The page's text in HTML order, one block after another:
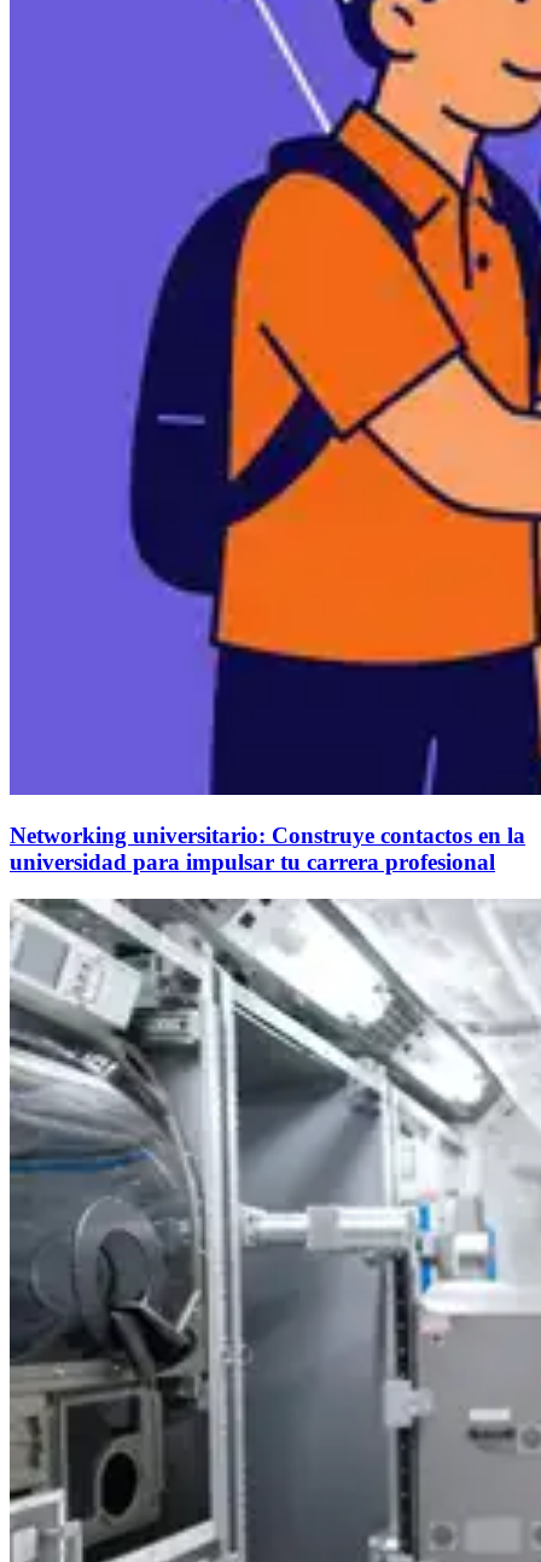
Networking universitario: Construye contactos en la
universidad para impulsar tu carrera profesional